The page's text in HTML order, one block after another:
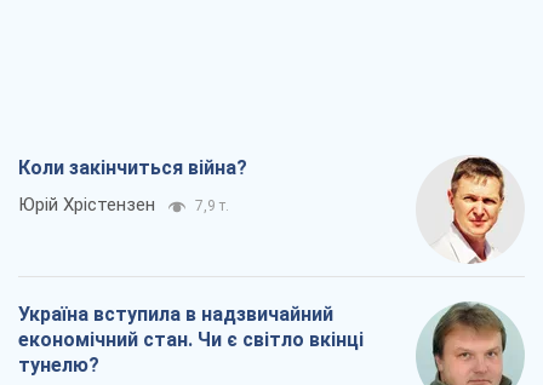
Коли закінчиться війна?
Юрій Хрістензен 7,9 т.
Україна вступила в надзвичайний
економічний стан. Чи є світло вкінці
тунелю?